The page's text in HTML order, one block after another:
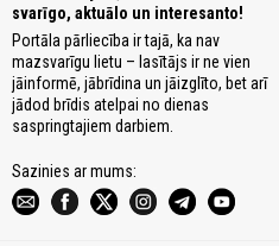
svarīgo, aktuālo un interesanto!
Portāla pārliecība ir tajā, ka nav
mazsvarīgu lietu – lasītājs ir ne vien
jāinformē, jābrīdina un jāizglīto, bet arī
jādod brīdis atelpai no dienas
saspringtajiem darbiem.
Sazinies ar mums: